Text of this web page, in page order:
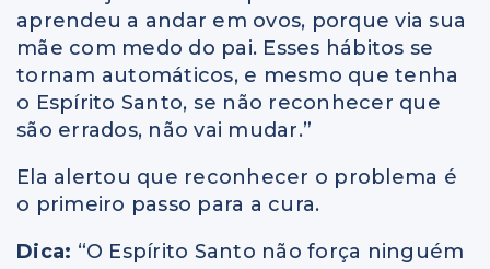
aprendeu a andar em ovos, porque via sua
mãe com medo do pai. Esses hábitos se
tornam automáticos, e mesmo que tenha
o Espírito Santo, se não reconhecer que
são errados, não vai mudar.”
Ela alertou que reconhecer o problema é
o primeiro passo para a cura.
Dica: “O Espírito Santo não força ninguém